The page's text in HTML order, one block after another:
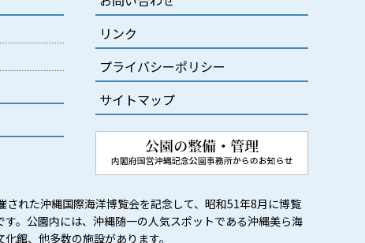
リンク
プライバシーポリシー
サイトマップ
された沖縄国際海洋博覧会を記念して、昭和51年8月に博覧
。公園内には、沖縄随一の人気スポットである沖縄美ら海
館、他多数の施設があります。